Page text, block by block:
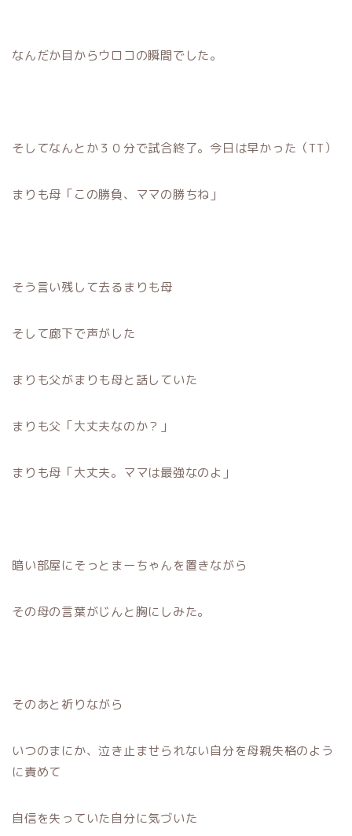
なんだか目からウロコの瞬間でした。
そしてなんとか３０分で試合終了。今日は早かった（TT）
まりも母「この勝負、ママの勝ちね」
そう言い残して去るまりも母
そして廊下で声がした
まりも父がまりも母と話していた
まりも父「大丈夫なのか？」
まりも母「大丈夫。ママは最強なのよ」
暗い部屋にそっとまーちゃんを置きながら
その母の言葉がじんと胸にしみた。
そのあと祈りながら
いつのまにか、泣き止ませられない自分を母親失格のよう
に責めて
自信を失っていた自分に気づいた